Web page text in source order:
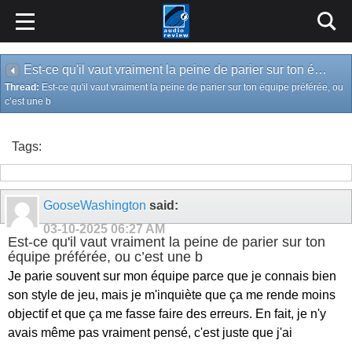
Est-ce qu'il vaut vraiment la peine de parier sur ton équipe préférée, ou c’est une b
Thread: Est-ce qu'il vaut vraiment la peine de parier sur ton équipe préférée, ou
c’est une b
Tags:
GooseWashington said:
03-10-2025 06:27 AM
Est-ce qu'il vaut vraiment la peine de parier sur ton
équipe préférée, ou c’est une b
Je parie souvent sur mon équipe parce que je connais bien
son style de jeu, mais je m'inquiète que ça me rende moins
objectif et que ça me fasse faire des erreurs. En fait, je n'y
avais même pas vraiment pensé, c'est juste que j'ai